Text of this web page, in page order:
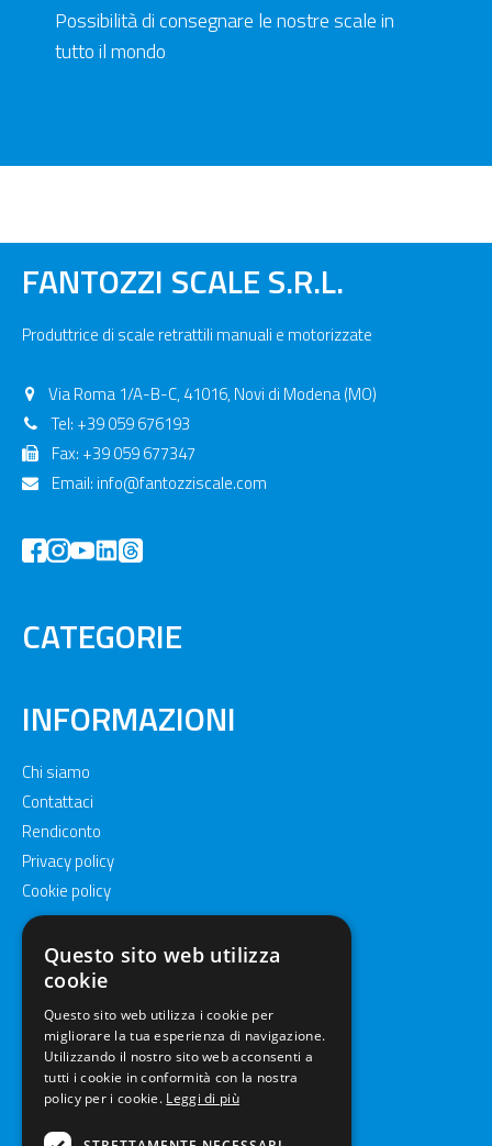
Possibilità di consegnare le nostre scale in
tutto il mondo
FANTOZZI SCALE S.R.L.
Produttrice di scale retrattili manuali e motorizzate
Via Roma 1/A-B-C, 41016, Novi di Modena (MO)
Tel: +39 059 676193
Fax: +39 059 677347
Email: info@fantozziscale.com
CATEGORIE
INFORMAZIONI
Chi siamo
Contattaci
Rendiconto
Privacy policy
Cookie policy
Questo sito web utilizza
cookie
Questo sito web utilizza i cookie per
migliorare la tua esperienza di navigazione.
Utilizzando il nostro sito web acconsenti a
tutti i cookie in conformità con la nostra
policy per i cookie. Leggi di più